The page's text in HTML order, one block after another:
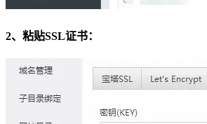
2、粘贴SSL证书：